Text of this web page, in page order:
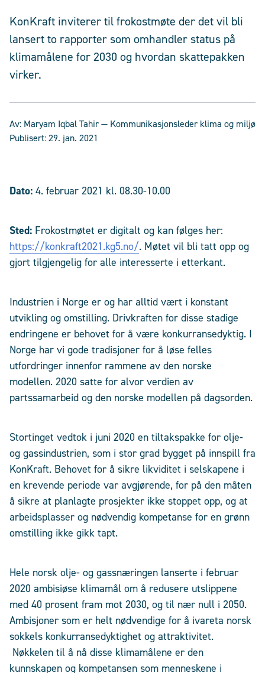
KonKraft inviterer til frokostmøte der det vil bli
lansert to rapporter som omhandler status på
klimamålene for 2030 og hvordan skattepakken
virker.
Av: Maryam Iqbal Tahir— Kommunikasjonsleder klima og miljø
Publisert:29. jan. 2021
Dato: 4. februar 2021 kl. 08.30-10.00
Sted: Frokostmøtet er digitalt og kan følges her:
https://konkraft2021.kg5.no/. Møtet vil bli tatt opp og
gjort tilgjengelig for alle interesserte i etterkant.
Industrien i Norge er og har alltid vært i konstant
utvikling og omstilling. Drivkraften for disse stadige
endringene er behovet for å være konkurransedyktig. I
Norge har vi gode tradisjoner for å løse felles
utfordringer innenfor rammene av den norske
modellen. 2020 satte for alvor verdien av
partssamarbeid og den norske modellen på dagsorden.
Stortinget vedtok i juni 2020 en tiltakspakke for olje-
og gassindustrien, som i stor grad bygget på innspill fra
KonKraft. Behovet for å sikre likviditet i selskapene i
en krevende periode var avgjørende, for på den måten
å sikre at planlagte prosjekter ikke stoppet opp, og at
arbeidsplasser og nødvendig kompetanse for en grønn
omstilling ikke gikk tapt.
Hele norsk olje- og gassnæringen lanserte i februar
2020 ambisiøse klimamål om å redusere utslippene
med 40 prosent fram mot 2030, og til nær null i 2050.
Ambisjoner som er helt nødvendige for å ivareta norsk
sokkels konkurransedyktighet og attraktivitet.
Nøkkelen til å nå disse klimamålene er den
kunnskapen og kompetansen som menneskene i